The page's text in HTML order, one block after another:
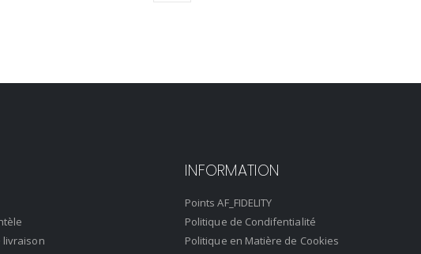
livraison
INFORMATION
Points AF_FIDELITY
Politique de Condifentialité
Politique en Matière de Cookies